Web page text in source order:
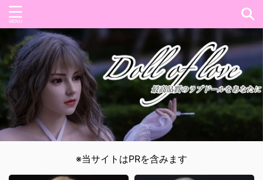
※当サイトはPRを含みます